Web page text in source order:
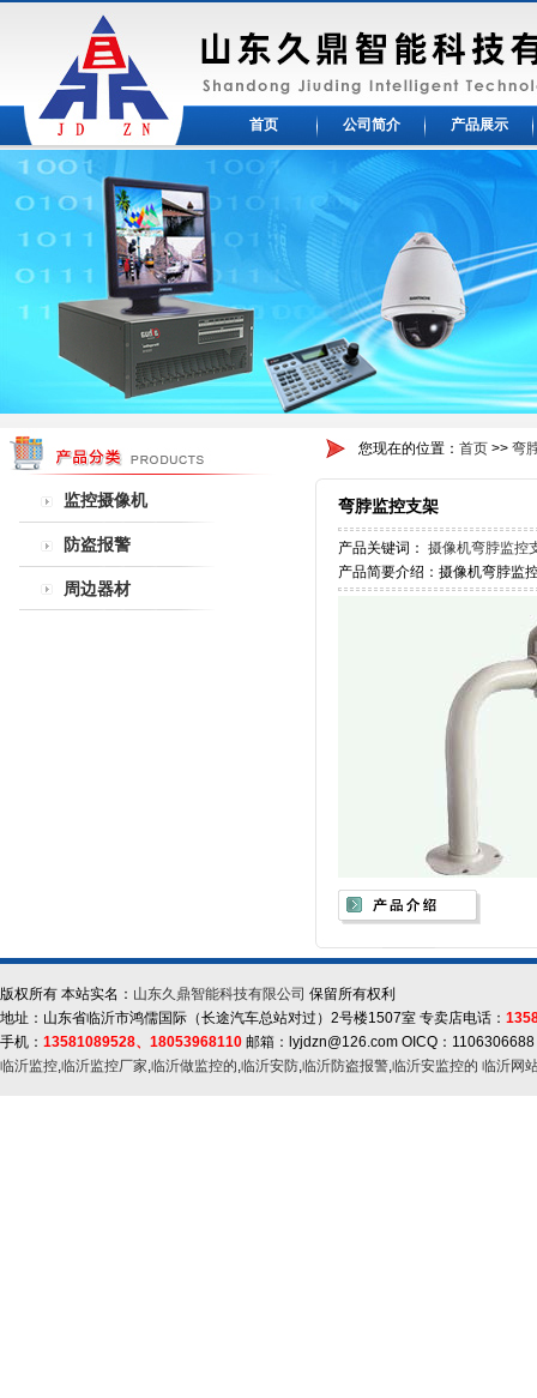
首页 公司简介 产品展示
监控摄像机
防盗报警
周边器材
您现在的位置：首页 >>弯
弯脖监控支架
产品关键词： 摄像机弯脖监控
产品简要介绍：摄像机弯脖监
版权所有 本站实名： 山东久鼎智能科技有限公司 保留所有权利
地址：山东省临沂市鸿儒国际（长途汽车总站对过）2号楼1507室 专卖店电话：
手机： 13581089528、18053968110 邮箱：lyjdzn@126.com OICQ：1106306688
临沂监控,临沂监控厂家,临沂做监控的,临沂安防,临沂防盗报警,临沂安监控的 临沂网